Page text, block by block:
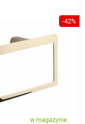
-42%
w magazynie